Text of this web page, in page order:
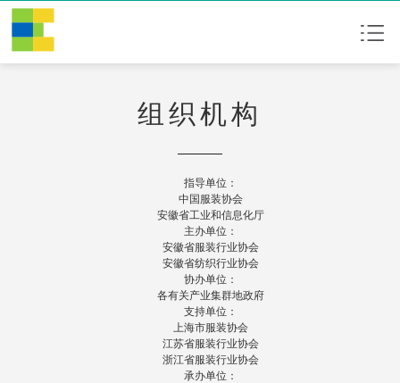
组织机构
指导单位：
中国服装协会
安徽省工业和信息化厅
主办单位：
安徽省服装行业协会
安徽省纺织行业协会
协办单位：
各有关产业集群地政府
支持单位：
上海市服装协会
江苏省服装行业协会
浙江省服装行业协会
承办单位：